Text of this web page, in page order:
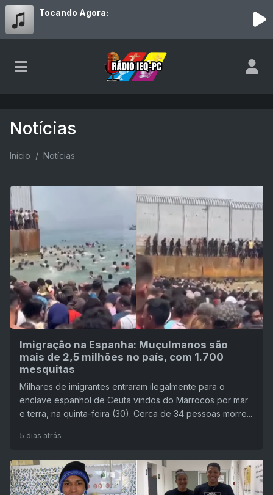
Tocando Agora:
Notícias
Início Notícias
Imigração na Espanha: Muçulmanos são
mais de 2,5 milhões no país, com 1.700
mesquitas
Milhares de imigrantes entraram ilegalmente para o
enclave espanhol de Ceuta vindos do Marrocos por mar
e terra, na quinta-feira (30). Cerca de 34 pessoas morre...
5 dias atrás